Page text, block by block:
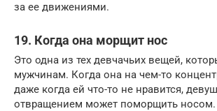
за ее движениями.
19. Когда она морщит нос
Это одна из тех девчачьих вещей,
мужчинам. Когда она на чем-то
даже когда ей что-то не нравится,
отвращением может поморщить